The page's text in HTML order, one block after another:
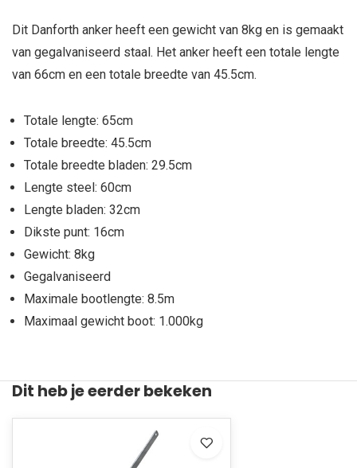
Dit Danforth anker heeft een gewicht van 8kg en is gemaakt
van gegalvaniseerd staal. Het anker heeft een totale lengte
van 66cm en een totale breedte van 45.5cm.
Totale lengte: 65cm
Totale breedte: 45.5cm
Totale breedte bladen: 29.5cm
Lengte steel: 60cm
Lengte bladen: 32cm
Dikste punt: 16cm
Gewicht: 8kg
Gegalvaniseerd
Maximale bootlengte: 8.5m
Maximaal gewicht boot: 1.000kg
Dit heb je eerder bekeken